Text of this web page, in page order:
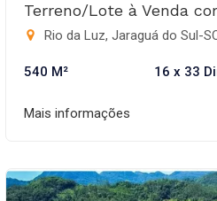
Terreno/Lote à Venda
Rio da Luz, Jaraguá do Sul-
540 M² 16 x 33
Mais informações